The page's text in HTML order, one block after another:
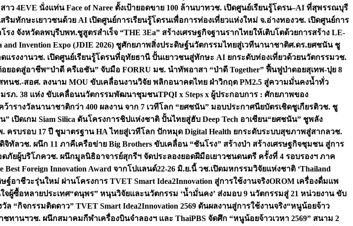
าว 4EVE นั่งแท่น Face of Naree ตั้งเป้ายอดขาย 100 ล้านบาทวช. เปิดศูนย์เรียนรู้โดรน–AI ที่สุพรรณบุรี
ริมทักษะเยาวชนด้วย AI เปิดศูนย์การเรียนรู้โดรนเพื่อการท่องเที่ยวแห่งใหม่ จ.อ่างทองวช. เปิดศูนย์การ
รง จังหวัดลพบุรีบพท.ชูสูตรสำเร็จ “THE 3Ea” สร้างเศรษฐกิจฐานรากไทยให้เติบโตด้วยการสร้าง LE-
and Invention Expo (JDIE 2026) ชูศักยภาพสิ่งประดิษฐ์นวัตกรรมไทยสู่เวทีนานาชาติศ.ดร.ยศชนัน ชู
แรงงานวช. เปิดศูนย์เรียนรู้โดรนที่อุทัยธานี ปั้นเยาวชนสู่ทักษะ AI ยกระดับท่องเที่ยวด้วยนวัตกรรมวช.
อยอดสู่อาชีพ“ป่าดี ครีเอชัน” จับมือ FORRU มช. นำทัพอาสา “ป่าดี Together” ฟื้นฟูป่าดอยสุเทพ-ปุย 8
ทนช.-สอศ. ลงนาม MOU ขับเคลื่อนงานวิจัย พลิกอนาคตไทย ฝ่าวิกฤต PM2.5 สู่ความมั่นคงน้ำทั่ว
รภ. 38 แห่ง ขับเคลื่อนนวัตกรรมพัฒนาชุมชนTPQI x Steps x ผู้ประกอบการ : ศักยภาพของ
ารางวัลนานาชาติกว่า 400 ผลงาน จาก 7 เวทีโลก “ยศชนัน” มอบประกาศนียบัตรเชิดชูเกียรติวช. ชู
เปิดเกม Siam Silica ดันโครงการชิปแห่งชาติ ปั้นไทยสู่ฮับ Deep Tech อาเซียน“ยศชนัน” ชูพลัง
. ครบรอบ 17 ปี ชูมาตรฐาน HA ไทยสู่เวทีโลก ปักหมุด Digital Health ยกระดับระบบสุขภาพสู่สากลวช.
จิทัลวช. ผนึก 11 ภาคีเครือข่าย Big Brothers ขับเคลื่อน “ชันโรง” สร้างป่า สร้างเศรษฐกิจชุมชน สู่การ
ดภัยผู้บริโภควช. ผนึกมูลนิธิอาจารย์สุกรีฯ จัดประลองยอดฝีมือเยาวชนดนตรี ครั้งที่ 4 รอบรองฯ ภาค
Foreign Innovation Award จากโปแลนด์22-26 มิ.ย.นี้ วช.เปิดมหกรรมวิจัยแห่งชาติ ‘Thailand
ฐ์อาชีวะรุ่นใหม่ ผ่านโครงการ TVET Smart Idea2Innovation สู่การใช้งานจริงOROM เครื่องดื่มแพ
จผู้ซื้อหลายประเทศ“ดนุพร” หนุนวิจัยและนวัตกรรม ‘น้ำมั่นคง’ ส่งมอบ 9 นวัตกรรมสู่ 21 หน่วยงาน ขับ
“กิจกรรมติดดาว” TVET Smart Idea2Innovation 2569 ดันผลงานสู่การใช้งานจริง“หนูน้อยจ้าว
ชทานฯวช. ผนึกสมาคมกีฬาเครื่องบินจำลองฯ และ ThaiPBS จัดศึก “หนูน้อยจ้าวเวหา 2569” สนาม 2